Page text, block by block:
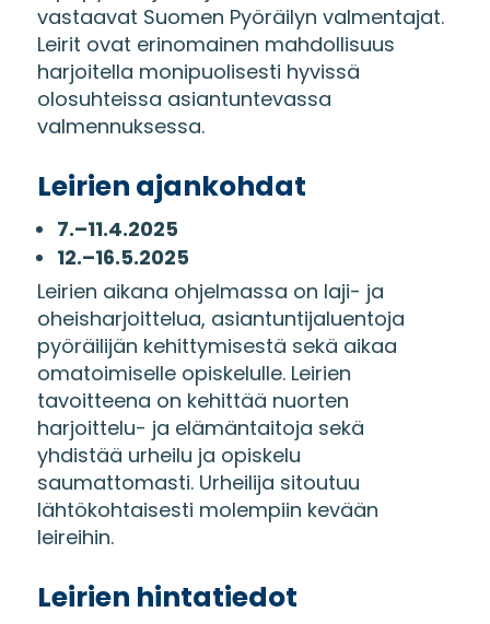
vastaavat Suomen Pyöräilyn valmentajat.
Leirit ovat erinomainen mahdollisuus
harjoitella monipuolisesti hyvissä
olosuhteissa asiantuntevassa
valmennuksessa.
Leirien ajankohdat
7.–11.4.2025
12.–16.5.2025
Leirien aikana ohjelmassa on laji- ja
oheisharjoittelua, asiantuntijaluentoja
pyöräilijän kehittymisestä sekä aikaa
omatoimiselle opiskelulle. Leirien
tavoitteena on kehittää nuorten
harjoittelu- ja elämäntaitoja sekä
yhdistää urheilu ja opiskelu
saumattomasti. Urheilija sitoutuu
lähtökohtaisesti molempiin kevään
leireihin.
Leirien hintatiedot